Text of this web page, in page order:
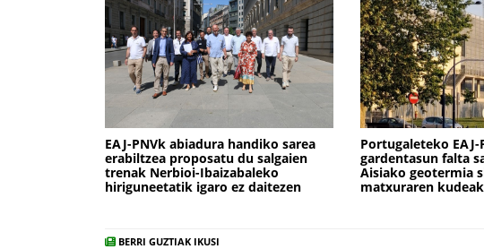
EAJ-PNVk abiadura handiko sarea
erabiltzea proposatu du salgaien
trenak Nerbioi-Ibaizabaleko
hiriguneetatik igaro ez daitezen
Portugaleteko EAJ-
gardentasun falta
Aisiako geotermia
matxuraren
BERRI GUZTIAK IKUSI